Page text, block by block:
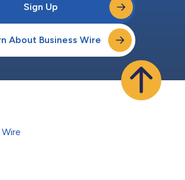
Sign Up
About Business Wire